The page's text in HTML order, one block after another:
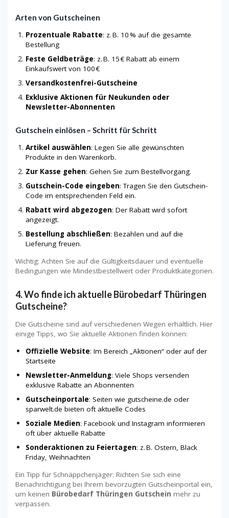
Arten von Gutscheinen
Prozentuale Rabatte: z. B. 10 % auf die gesamte
Bestellung
Feste Geldbeträge: z. B. 15 € Rabatt ab einem
Einkaufswert von 100 €
Versandkostenfrei-Gutscheine
Exklusive Aktionen für Neukunden oder
Newsletter-Abonnenten
Gutschein einlösen – Schritt für Schritt
Artikel auswählen: Legen Sie alle gewünschten
Produkte in den Warenkorb.
Zur Kasse gehen: Gehen Sie zum Bestellvorgang.
Gutschein-Code eingeben: Tragen Sie den Gutschein-
Code im entsprechenden Feld ein.
Rabatt wird abgezogen: Der Rabatt wird sofort
angezeigt.
Bestellung abschließen: Bezahlen und auf die
Lieferung freuen.
Wichtig: Achten Sie auf die Gültigkeitsdauer und eventuelle
Bedingungen wie Mindestbestellwert oder Produktkategorien.
4. Wo finde ich aktuelle Bürobedarf Thüringen
Gutscheine?
Die Gutscheine sind auf verschiedenen Wegen erhältlich. Hier
einige Tipps, wo Sie aktuelle Aktionen finden können:
Offizielle Website: Im Bereich „Aktionen“ oder auf der
Startseite
Newsletter-Anmeldung: Viele Shops versenden
exklusive Rabatte an Abonnenten
Gutscheinportale: Seiten wie gutscheine.de oder
sparwelt.de bieten oft aktuelle Codes
Soziale Medien: Facebook und Instagram informieren
oft über aktuelle Rabatte
Sonderaktionen zu Feiertagen: z. B. Ostern, Black
Friday, Weihnachten
Ein Tipp für Schnäppchenjäger: Richten Sie sich eine
Benachrichtigung bei Ihrem bevorzugten Gutscheinportal ein,
um keinen Bürobedarf Thüringen Gutschein mehr zu
verpassen.